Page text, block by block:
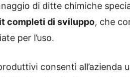
di ditte chimiche
completi di sviluppo, che
per l’uso.
consentì all’azienda